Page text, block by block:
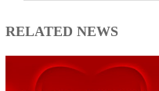
RELATED NEWS